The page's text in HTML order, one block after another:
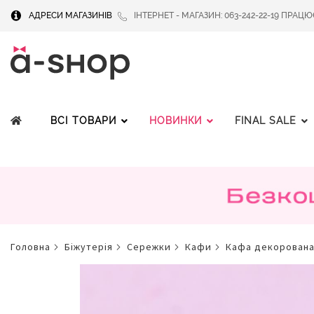
АДРЕСИ МАГАЗИНІВ ІНТЕРНЕТ - МАГАЗИН: 063-242-22-19
ВСІ ТОВАРИ НОВИНКИ FINAL SALE
головна біжутерія сережки кафи кафа